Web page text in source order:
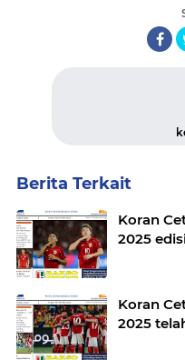
Berita Terkait
Koran
2025
Koran
2025